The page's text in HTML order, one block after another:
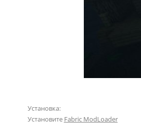
Установка:
Установите Fabric ModLoader